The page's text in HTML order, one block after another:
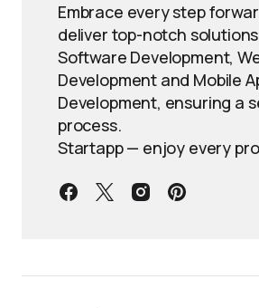
Embrace every step
deliver top-notch
Software Development,
Development and Mobile
Development, ensuring a
process.
Startapp — enjoy every